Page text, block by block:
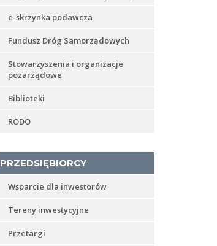
e-skrzynka podawcza
Fundusz Dróg Samorządowych
Stowarzyszenia i organizacje
pozarządowe
Biblioteki
RODO
PRZEDSIĘBIORCY
Wsparcie dla inwestorów
Tereny inwestycyjne
Przetargi